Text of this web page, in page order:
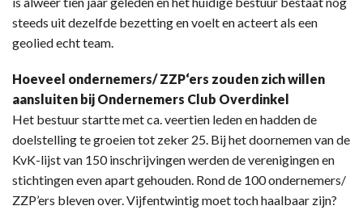
steeds uit dezelfde bezetting en voelt en acteert als een
geolied echt team.
Hoeveel ondernemers/ ZZP‘ers zouden zich willen
aansluiten bij Ondernemers Club Overdinkel
Het bestuur startte met ca. veertien leden en hadden de
doelstelling te groeien tot zeker 25. Bij het doornemen van de
KvK-lijst van 150 inschrijvingen werden de verenigingen en
stichtingen even apart gehouden. Rond de 100 ondernemers/
ZZP’ers bleven over. Vijfentwintig moet toch haalbaar zijn?